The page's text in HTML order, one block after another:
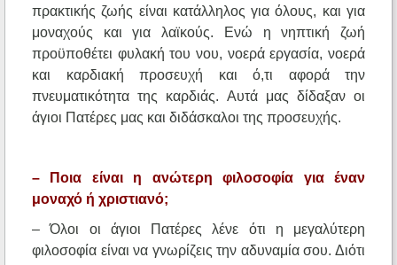
πρακτικής ζωής είναι κατάλληλος για όλους, και για
μοναχούς και για λαϊκούς. Ενώ η νηπτική ζωή
προϋποθέτει φυλακή του νου, νοερά εργασία, νοερά
και καρδιακή προσευχή και ό,τι αφορά την
πνευματικότητα της καρδιάς. Αυτά μας δίδαξαν οι
άγιοι Πατέρες μας και διδάσκαλοι της προσευχής.
– Ποια είναι η ανώτερη φιλοσοφία για έναν
μοναχό ή χριστιανό;
– Όλοι οι άγιοι Πατέρες λένε ότι η μεγαλύτερη
φιλοσοφία είναι να γνωρίζεις την αδυναμία σου. Διότι